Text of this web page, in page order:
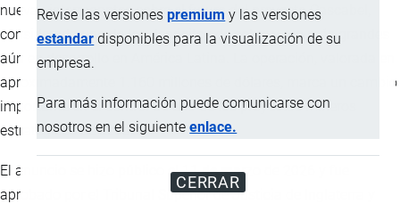
Revise las versionespremium y las versiones
estandar disponibles para la visualización de su
empresa.
Para más información puede comunicarse con
nosotros en el siguienteenlace.
CERRAR
nuevas interrogantes sobre el futuro del proyecto Cascabel,
considerado uno de los depósitos de cobre y oro más grandes
aún en desarrollo en América Latina. La operación, valorada en
aproximadamente 1.160 millones de dólares, marca un cambio
importante en el control de uno de los proyectos mineros
estratégicos de Ecuador.
El anuncio se hizo público el 11 de marzo de 2026 y fue
aprobado por el Tribunal Superior de Justicia de Inglaterra y